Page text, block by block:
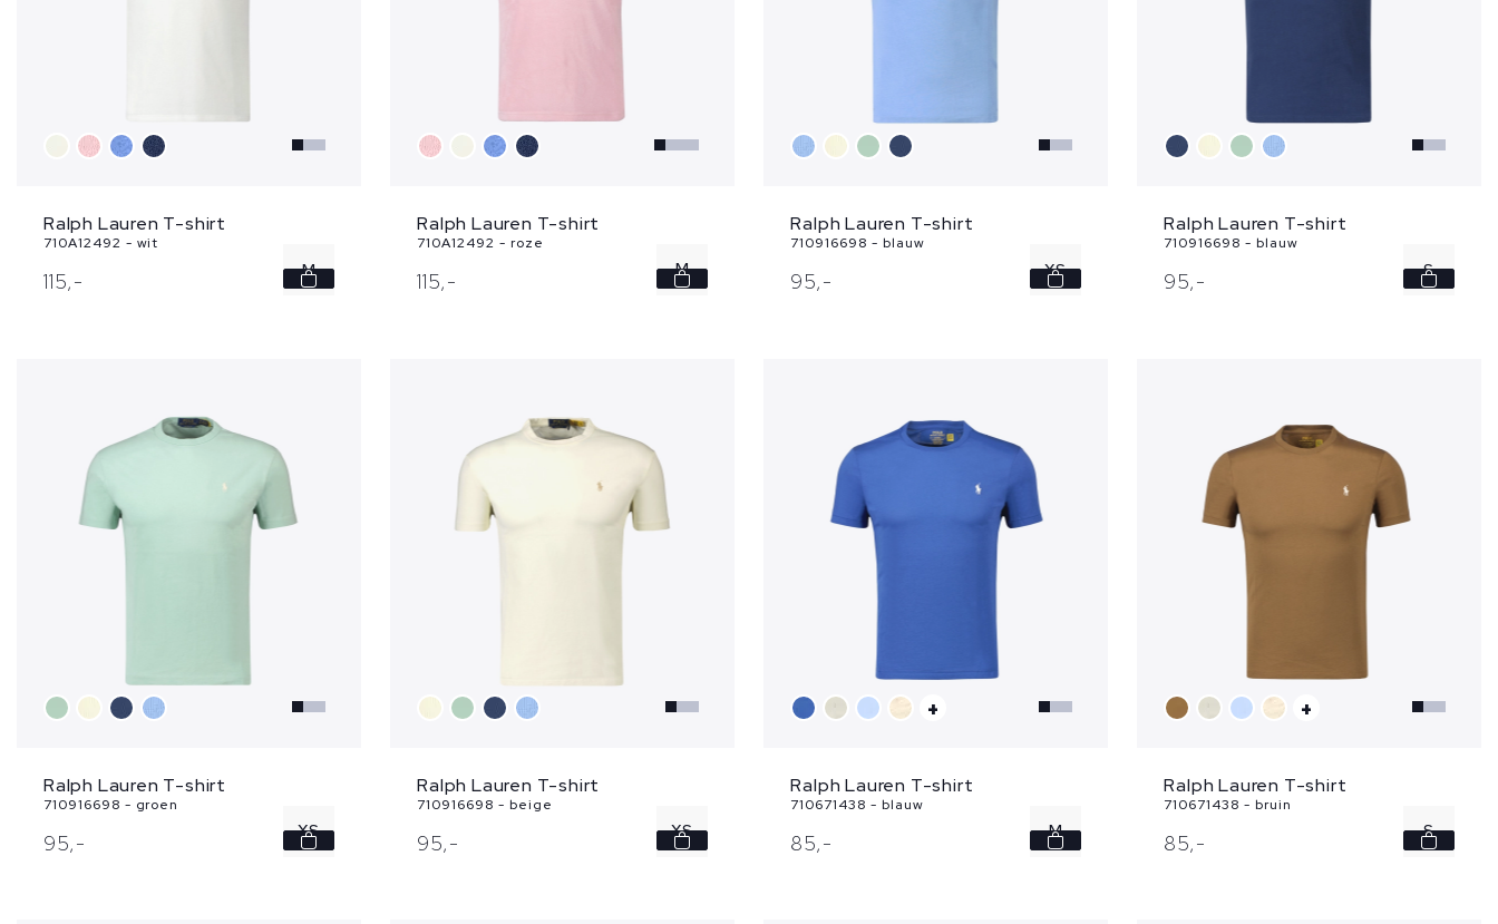
Ralph Lauren T-shirt
710A12492 - wit
115,- M
Ralph Lauren T-shirt
710A12492 - roze
115,- M
Ralph Lauren T-shirt
710916698 - blauw
95,- XS
Ralph Lauren T-shirt
710916698 - blauw
95,- S
Ralph Lauren T-shirt
710916698 - groen
95,- XS
Ralph Lauren T-shirt
710916698 - beige
95,- XS
+
Ralph Lauren T-shirt
710671438 - blauw
85,- M
+
Ralph Lauren T-shirt
710671438 - bruin
85,- S